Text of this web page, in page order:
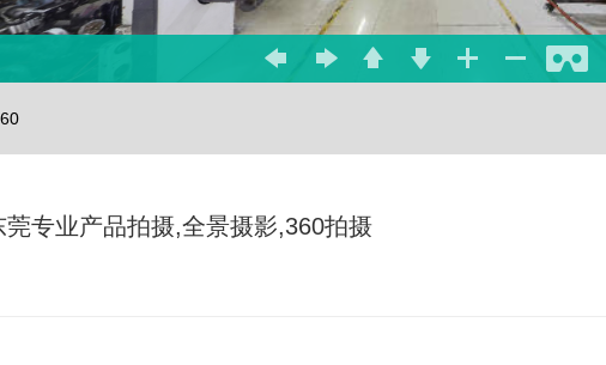
专业产品拍摄,全景摄影,360拍摄